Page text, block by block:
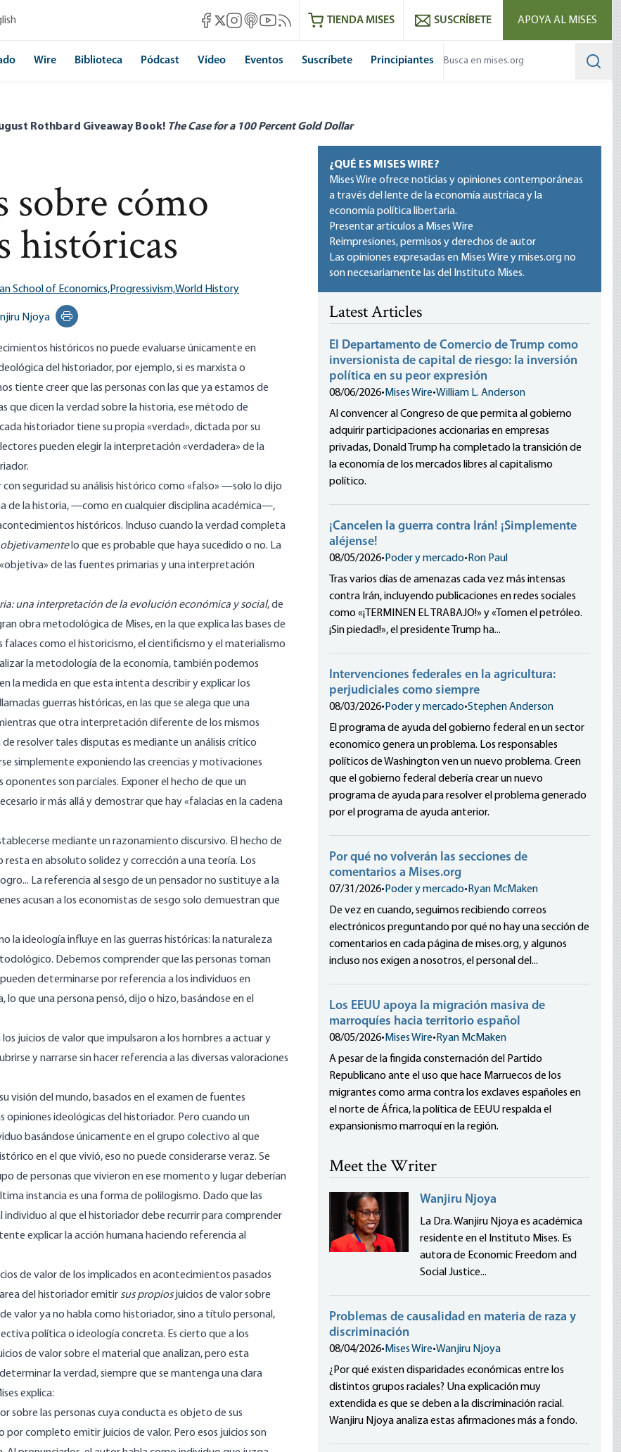
Mises Facebook
Mises X
Mises Instagram
Mises itunes
Mises Youtube
Mises RSS feedTIENDA MISES SUSCRÍBETE APOYA AL MISES
Wire Biblioteca Pódcast Vídeo Eventos Suscríbete Principiantes
Rothbard Giveaway Book! The Case for a 100 Percent Gold Dollar
sobre cómo
históricas
School of Economics,Progressivism,World History
Njoya
Print this page
históricos no puede evaluarse únicamente en
del historiador, por ejemplo, si es marxista o
tiente creer que las personas con las que ya estamos de
que dicen la verdad sobre la historia, ese método de
historiador tiene su propia «verdad», dictada por su
pueden elegir la interpretación «verdadera» de la
seguridad su análisis histórico como «falso» —solo lo dijo
de la historia, —como en cualquier disciplina académica—,
históricos. Incluso cuando la verdad completa
objetivamente lo que es probable que haya sucedido o no. La
de las fuentes primarias y una interpretación
una interpretación de la evolución económica y social, de
obra metodológica de Mises, en la que explica las bases de
como el historicismo, el cientificismo y el materialismo
la metodología de la economía, también podemos
la medida en que esta intenta describir y explicar los
guerras históricas, en las que se alega que una
que otra interpretación diferente de los mismos
resolver tales disputas es mediante un análisis crítico
simplemente exponiendo las creencias y motivaciones
son parciales. Exponer el hecho de que un
ir más allá ydemostrarque hay «falacias en la cadena
mediante un razonamiento discursivo. El hecho de
resta en absoluto solidez y corrección a una teoría. Los
La referencia al sesgo de un pensador no sustituye a la
acusan a los economistas de sesgo solo demuestran que
la ideología influye en las guerras históricas: la naturaleza
Debemos comprender que las personas toman
determinarse por referencia a los individuos en
que una persona pensó, dijo o hizo, basándose en el
juicios de valor que impulsaron a los hombres a actuar y
y narrarse sin hacer referencia a las diversas valoraciones
visión del mundo, basados en el examen de fuentes
opiniones ideológicas del historiador. Pero cuando un
basándose únicamente en el grupo colectivo al que
en el que vivió, eso no puede considerarse veraz. Se
de personas que vivieron en ese momento y lugar deberían
instancia es una forma de polilogismo. Dado que las
individuo al que el historiador debe recurrir para comprender
explicar la acción humana haciendo referencia al
de valor de los implicados en acontecimientos pasados
del historiador emitir sus propiosjuicios de valor sobre
valor ya no habla como historiador, sino a título personal,
política o ideología concreta. Es cierto que a los
de valor sobre el material que analizan, pero esta
la verdad, siempre que se mantenga una clara
explica:
sobre las personas cuya conducta es objeto de sus
por completo emitir juicios de valor. Pero esos juicios son
¿QUÉ ES MISES WIRE?
Mises Wire ofrece noticias y opiniones contemporáneas
a través del lente de la economía austriaca y la
economía política libertaria.
Presentar artículos a Mises Wire
Reimpresiones, permisos y derechos de autor
Las opiniones expresadas en Mises Wire y mises.org no
son necesariamente las del Instituto Mises.
Latest Articles
El Departamento de Comercio de Trump como
inversionista de capital de riesgo: la inversión
política en su peor expresión
08/06/2026• Mises Wire•William L. Anderson
Al convencer al Congreso de que permita al gobierno
adquirir participaciones accionarias en empresas
privadas, Donald Trump ha completado la transición de
la economía de los mercados libres al capitalismo
político.
¡Cancelen la guerra contra Irán! ¡Simplemente
aléjense!
08/05/2026• Poder y mercado• Ron Paul
Tras varios días de amenazas cada vez más intensas
contra Irán, incluyendo publicaciones en redes sociales
como «¡TERMINEN EL TRABAJO!» y «Tomen el petróleo.
¡Sin piedad!», el presidente Trump ha...
Intervenciones federales en la agricultura:
perjudiciales como siempre
08/03/2026• Poder y mercado•Stephen Anderson
El programa de ayuda del gobierno federal en un sector
economico genera un problema. Los responsables
políticos de Washington ven un nuevo problema. Creen
que el gobierno federal debería crear un nuevo
programa de ayuda para resolver el problema generado
por el programa de ayuda anterior.
Por qué no volverán las secciones de
comentarios a Mises.org
07/31/2026• Poder y mercado• Ryan McMaken
De vez en cuando, seguimos recibiendo correos
electrónicos preguntando por qué no hay una sección de
comentarios en cada página de mises.org, y algunos
incluso nos exigen a nosotros, el personal del...
Los EEUU apoya la migración masiva de
marroquíes hacia territorio español
08/05/2026• Mises Wire• Ryan McMaken
A pesar de la fingida consternación del Partido
Republicano ante el uso que hace Marruecos de los
migrantes como arma contra los exclaves españoles en
el norte de África, la política de EEUU respalda el
expansionismo marroquí en la región.
Meet the Writer
Wanjiru Njoya
La Dra. Wanjiru Njoya es académica
residente en el Instituto Mises. Es
autora de Economic Freedom and
Social Justice...
Problemas de causalidad en materia de raza y
discriminación
08/04/2026• Mises Wire•Wanjiru Njoya
¿Por qué existen disparidades económicas entre los
distintos grupos raciales? Una explicación muy
extendida es que se deben a la discriminación racial.
Wanjiru Njoya analiza estas afirmaciones más a fondo.